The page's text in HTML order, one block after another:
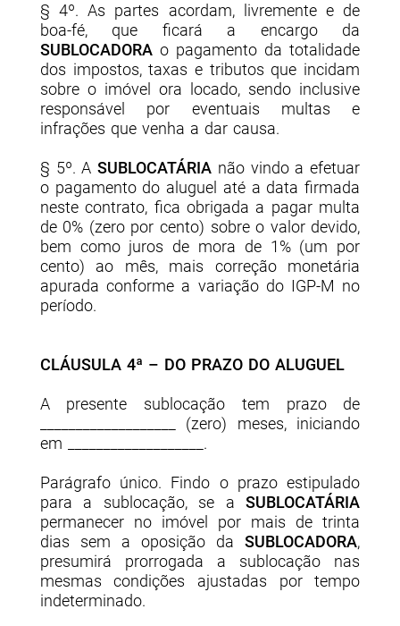
§ 4º. As partes acordam, livremente e de
boa-fé, que ficará a encargo da
SUBLOCADORAo pagamento da totalidade
dos impostos, taxas e tributos que incidam
sobre o imóvel ora locado, sendo inclusive
responsável por eventuais multas e
infrações que venha a dar causa.
§ 5º. ASUBLOCATÁRIA não vindo a efetuar
o pagamento do aluguel até a data firmada
neste contrato, fica obrigada a pagar multa
de 0% (zeropor cento) sobre o valor devido,
bem como juros de mora de 1% (um por
cento) ao mês, mais correção monetária
apurada conforme a variação do IGP-M no
período.
CLÁUSULA 4ª – DO PRAZO DO ALUGUEL
A presente sublocação tem prazo de
___________________ (zero) meses, iniciando
em ___________________.
Parágrafo único. Findo o prazo estipulado
para a sublocação, se aSUBLOCATÁRIA
permanecer no imóvel por mais de trinta
dias sem a oposição daSUBLOCADORA,
presumirá prorrogada a sublocação nas
mesmas condições ajustadas por tempo
indeterminado.